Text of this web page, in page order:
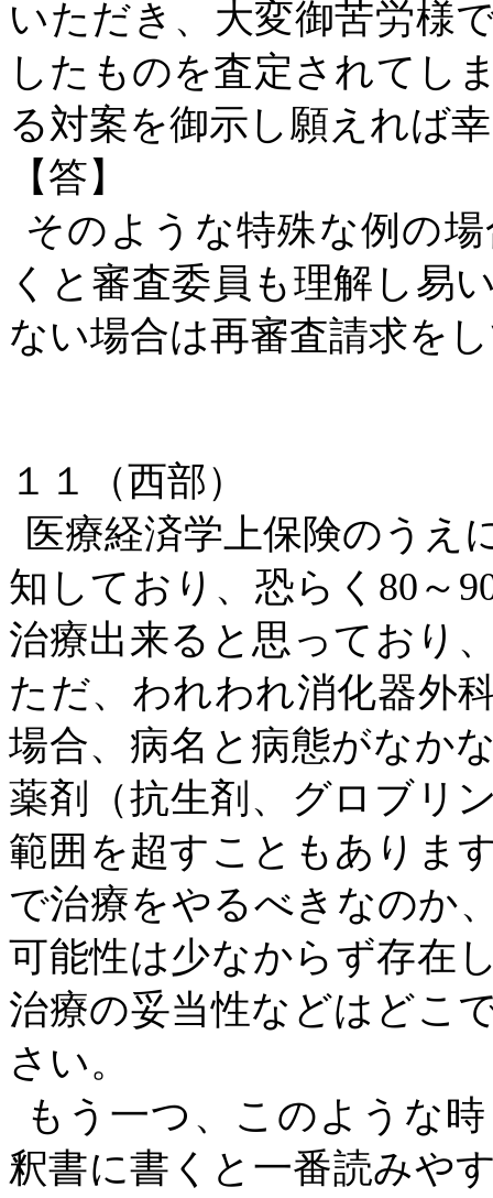
いただき、大変御苦労様
したものを査定されてし
る対案を御示し願えれば
【答】
そのような特殊な例の
くと審査委員も理解し易
ない場合は再審査請求を
１１（西部）
医療経済学上保険のうえ
知しており、恐らく 80～
治療出来ると思っており
ただ、われわれ消化器外
場合、病名と病態がなか
薬剤（抗生剤、グロブリ
範囲を超すこともありま
で治療をやるべきなのか
可能性は少なからず存在
治療の妥当性などはどこ
さい。
もう一つ、このような
釈書に書くと一番読みや